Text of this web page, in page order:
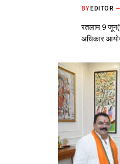
BY EDITOR
रतलाम 9
अधिकार